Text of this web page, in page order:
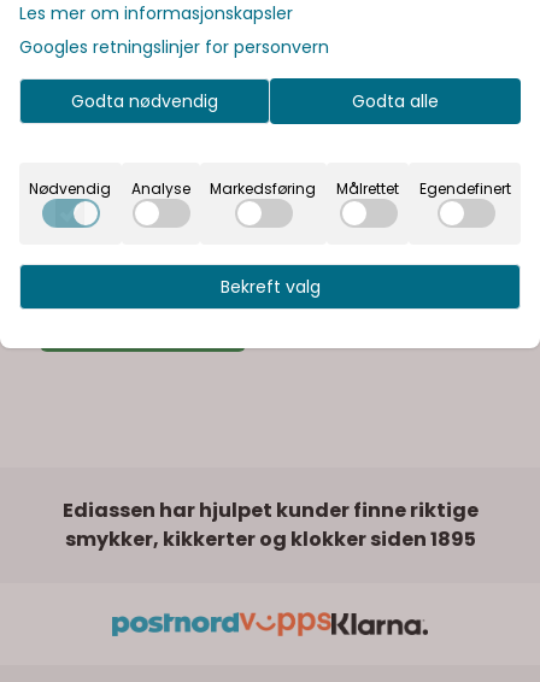
Certina
Certina DS 2 Lady
C049.210.11.126.01
Ediassen har hjulpet kunder finne riktige
smykker, kikkerter og klokker siden 1895
Les mer om informasjonskapsler
Googles retningslinjer for personvern
Godta nødvendig Godta alle
Nødvendig Analyse Markedsføring Målrettet Egendefinert
Bekreft valg